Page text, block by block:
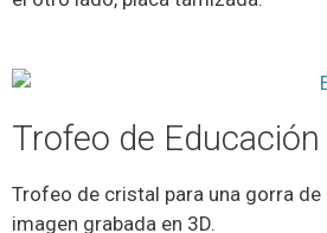
Trofeo de Educación
Trofeo de cristal para una gorra
imagen grabada en 3D.